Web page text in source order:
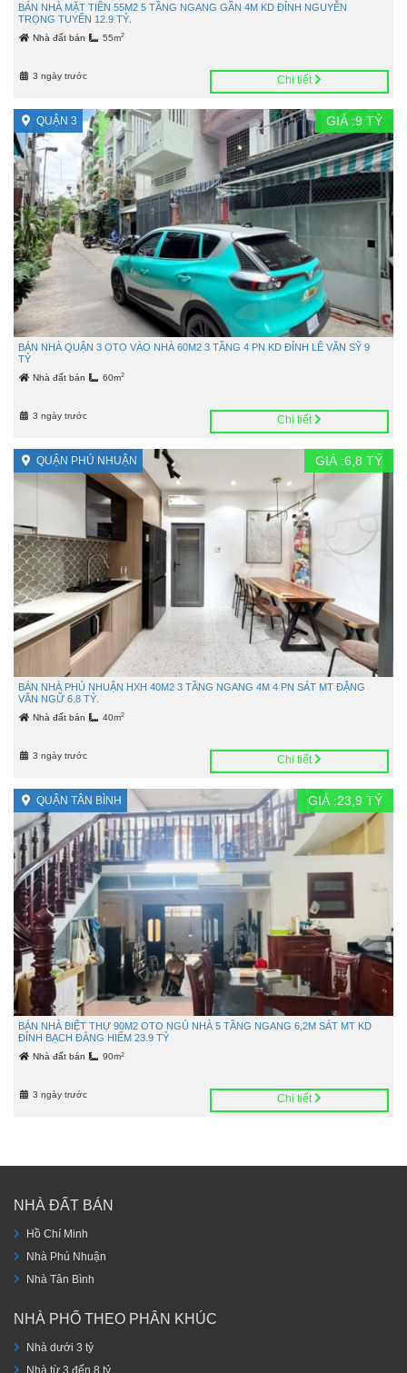
BÁN NHÀ MẶT TIỀN 55M2 5 TẦNG NGANG GẦN 4M KD ĐỈNH NGUYỄN
TRỌNG TUYỂN 12.9 TỶ.
Nhà đất bán 55m2
3 ngày trước Chi tiết
QUẬN 3 GIÁ :9 TỶ
BÁN NHÀ QUẬN 3 OTO VÀO NHÀ 60M2 3 TẦNG 4 PN KD ĐỈNH LÊ VĂN SỸ 9
TỶ
Nhà đất bán 60m2
3 ngày trước Chi tiết
QUẬN PHÚ NHUẬN GIÁ :6,8 TỶ
BÁN NHÀ PHÚ NHUẬN HXH 40M2 3 TẦNG NGANG 4M 4 PN SÁT MT ĐẶNG
VĂN NGỮ 6.8 TỶ.
Nhà đất bán 40m2
3 ngày trước Chi tiết
QUẬN TÂN BÌNH GIÁ :23,9 TỶ
BÁN NHÀ BIỆT THỰ 90M2 OTO NGỦ NHÀ 5 TẦNG NGANG 6,2M SÁT MT KD
ĐỈNH BẠCH ĐẰNG HIẾM 23.9 TỶ
Nhà đất bán 90m2
3 ngày trước Chi tiết
NHÀ ĐẤT BÁN
Hồ Chí Minh
Nhà Phú Nhuận
Nhà Tân Bình
NHÀ PHỐ THEO PHÂN KHÚC
Nhà dưới 3 tỷ
Nhà từ 3 đến 8 tỷ